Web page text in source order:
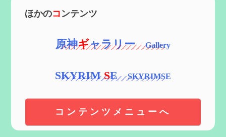
ほかのコ ンテンツ
原神ギャラリー
SKYRIMSE
コンテンツメニューへ